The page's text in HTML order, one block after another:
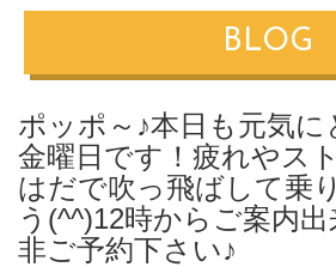
BLOG
ポッポ～♪本日も元気に
金曜日です！疲れやス
はだで吹っ飛ばして乗
う(^^)12時からご案内
非ご予約下さい♪